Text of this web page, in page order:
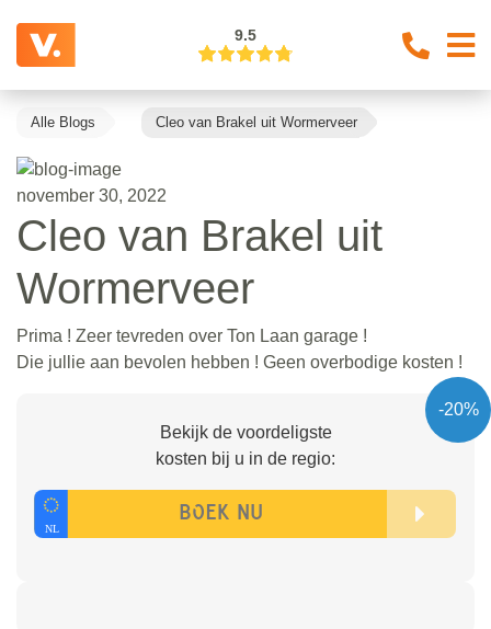
9.5
Alle Blogs Cleo van Brakel uit Wormerveer
november 30, 2022
Cleo van Brakel uit
Wormerveer
Prima ! Zeer tevreden over Ton Laan garage !
Die jullie aan bevolen hebben ! Geen overbodige kosten !
-20%
Bekijk de voordeligste
kosten bij u in de regio: